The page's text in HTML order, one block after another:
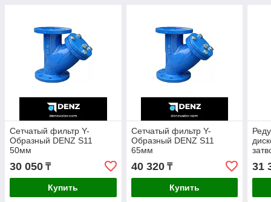
Cетчатый фильтр Y-
Образный DENZ S11
50мм
30 050 ₸
Купить
Cетчатый фильтр Y-
Образный DENZ S11
65мм
40 320₸
Купить
31